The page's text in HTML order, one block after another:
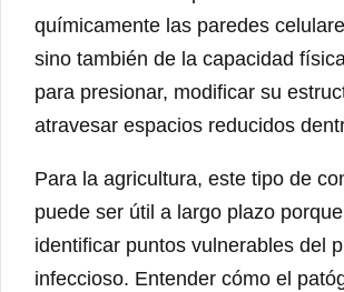
químicamente las paredes
sino también de la capacidad
para presionar, modificar su
atravesar espacios reducidos
Para la agricultura, este tipo de
puede ser útil a largo plazo
identificar puntos vulnerables del
infeccioso. Entender cómo el